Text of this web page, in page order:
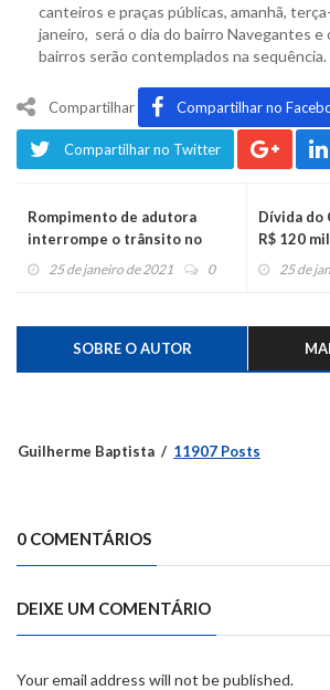
canteiros e praças públicas, amanhã,
janeiro, será o dia do bairro Navegantes e
bairros serão contemplados na sequência.
Compartilhar Compartilhar no
Compartilhar no Twitter
Rompimento de adutora
interrompe o trânsito no
centro
25 de janeiro de 2021 0
Dívida do
R$ 120
25 de
SOBRE O AUTOR
Guilherme Baptista 11907 Posts
0 COMENTÁRIOS
DEIXE UM COMENTÁRIO
Your email address will not be published.